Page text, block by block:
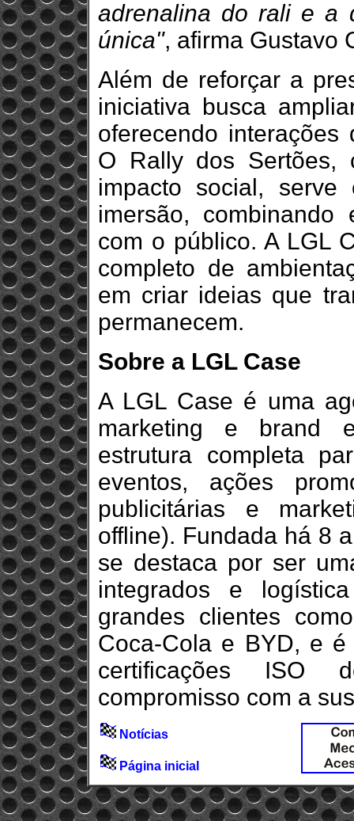
adrenalina do rali e a
única", afirma Gustavo
Além de reforçar a
iniciativa busca
oferecendo
O Rally dos Sertões,
impacto social,
imersão, combinando
com o público. A LGL
completo de
em criar ideias que
permanecem.
Sobre a LGL Case
A LGL Case é uma
marketing e brand
estrutura completa
eventos, ações
publicitárias e
offline). Fundada há 8
se destaca por ser
integrados e
grandes clientes
Coca-Cola e BYD, e
certificações ISO
compromisso com a
Notícias
Página inicial